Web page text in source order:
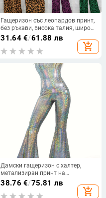
Гащеризон със леопардов принт,
без ръкави, висока талия, широки
крачоли, памук-полиестер,
дигитален печат
31.64€/61.88 лв
add_shopping_cart
Дамски гащеризон с халтер,
метализиран принт на
полиестерен плат, без ръкави,
висока талия, широки крачоли
38.76 €/75.81 лв
add_shopping_cart